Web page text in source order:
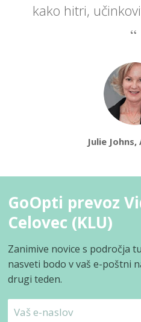
kako hitri,
Julie
GoOpti prevoz
Celovec (KLU)
Zanimive novice s področja
nasveti bodo v vaš e-poštni
drugi teden.